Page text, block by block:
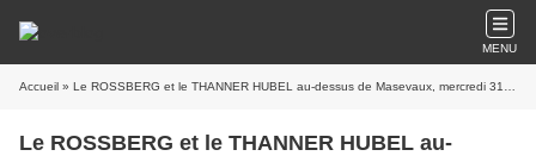
MENU
Accueil » Le ROSSBERG et le THANNER HUBEL au-dessus de Masevaux, mercredi 31 août 2022
Le ROSSBERG et le THANNER HUBEL au-